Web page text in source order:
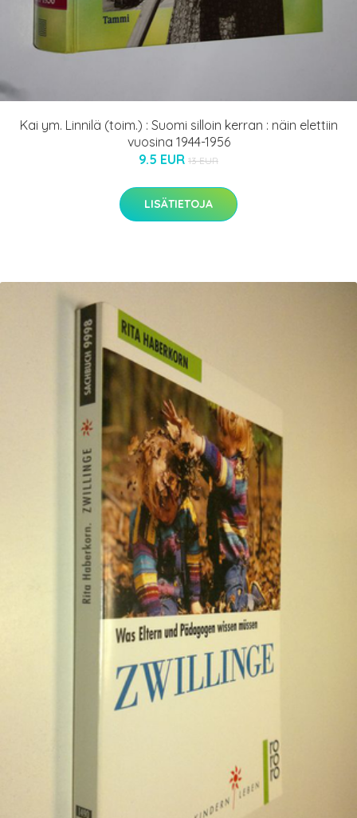
Kai ym. Linnilä (toim.) : Suomi silloin kerran : näin elettiin
vuosina 1944-1956
9.5 EUR 13 EUR
LISÄTIETOJA